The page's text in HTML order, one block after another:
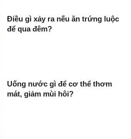
Điều gì xảy ra nếu ăn trứng luộc
để qua đêm?
Uống nước gì để cơ thể thơm
mát, giảm mùi hôi?